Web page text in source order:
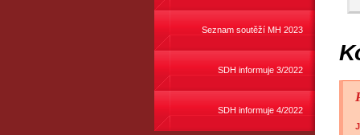
Seznam soutěží MH 2023
SDH informuje 3/2022
SDH informuje 4/2022